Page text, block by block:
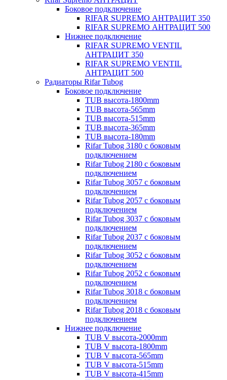
Боковое подключение
RIFAR SUPREMO АНТРАЦИТ 350
RIFAR SUPREMO АНТРАЦИТ 500
Нижнее подключение
RIFAR SUPREMO VENTIL
АНТРАЦИТ 350
RIFAR SUPREMO VENTIL
АНТРАЦИТ 500
Радиаторы Rifar Tubog
Боковое подключение
TUB высота-1800mm
TUB высота-565mm
TUB высота-515mm
TUB высота-365mm
TUB высота-180mm
Rifar Tubog 3180 с боковым
подключением
Rifar Tubog 2180 с боковым
подключением
Rifar Tubog 3057 с боковым
подключением
Rifar Tubog 2057 с боковым
подключением
Rifar Tubog 3037 с боковым
подключением
Rifar Tubog 2037 с боковым
подключением
Rifar Tubog 3052 с боковым
подключением
Rifar Tubog 2052 с боковым
подключением
Rifar Tubog 3018 с боковым
подключением
Rifar Tubog 2018 с боковым
подключением
Нижнее подключение
TUB V высота-2000mm
TUB V высота-1800mm
TUB V высота-565mm
TUB V высота-515mm
TUB V высота-415mm